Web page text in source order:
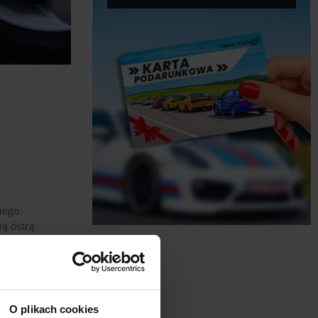
O plikach cookies
ostrą
pomocą
2012+.